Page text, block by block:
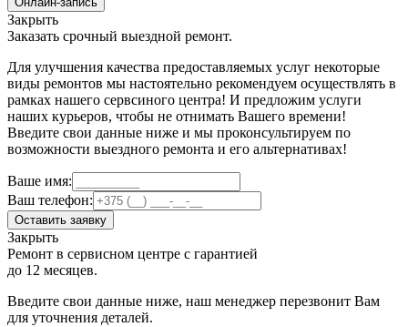
Закрыть
Заказать срочный выездной ремонт.
Для улучшения качества предоставляемых услуг некоторые
виды ремонтов мы настоятельно рекомендуем осуществлять в
рамках нашего сервсиного центра! И предложим услуги
наших курьеров, чтобы не отнимать Вашего времени!
Введите свои данные ниже и мы проконсультируем по
возможности выездного ремонта и его альтернативах!
Ваше имя:
Ваш телефон:
Оставить заявку
Закрыть
Ремонт в сервисном центре с гарантией
до 12 месяцев.
Введите свои данные ниже, наш менеджер перезвонит Вам
для уточнения деталей.